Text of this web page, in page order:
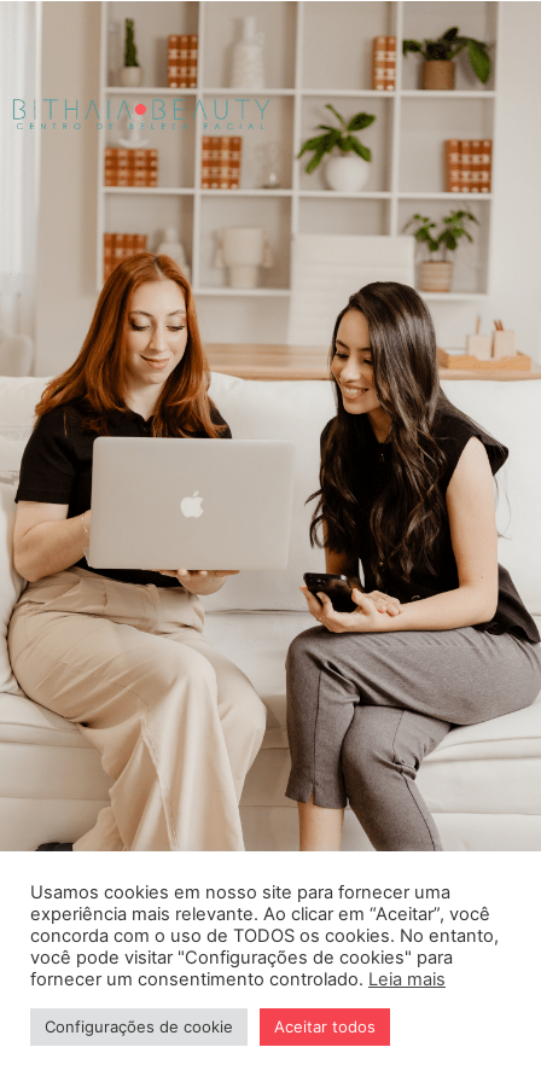
Cursos Procedimentos
Usamos cookies em nosso site para fornecer uma
experiência mais relevante. Ao clicar em “Aceitar”, você
concorda com o uso de TODOS os cookies. No entanto,
você pode visitar "Configurações de cookies" para
fornecer um consentimento controlado. Leia mais
Configurações de cookie Aceitar todos